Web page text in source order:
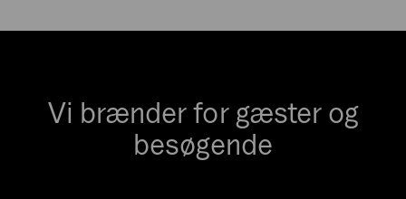
Vi brænder for gæster og
besøgende